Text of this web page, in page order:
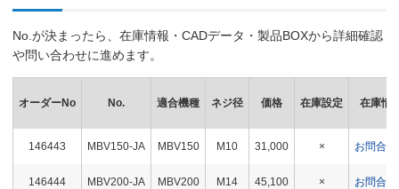
No.が決まったら、在庫情報・CADデータ・製品BOXから詳細確認
や問い合わせに進めます。
オーダーNo No. 適合機種 ネジ径 価格 在庫設定 在庫情
146443 MBV150-JA MBV150 M10 31,000 × お問合
146444 MBV200-JA MBV200 M14 45,100 × お問合